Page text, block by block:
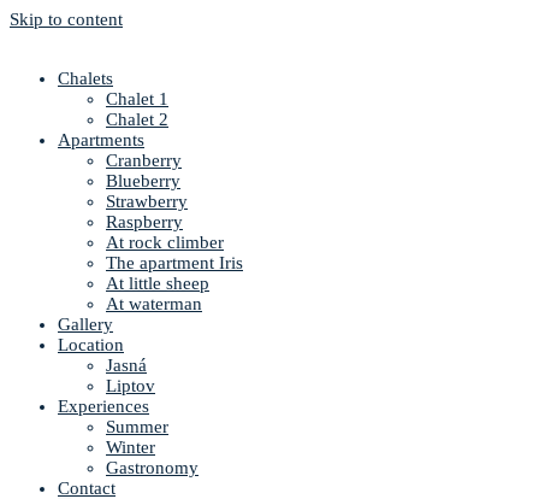
Skip to content
Chalets
Chalet 1
Chalet 2
Apartments
Cranberry
Blueberry
Strawberry
Raspberry
At rock climber
The apartment Iris
At little sheep
At waterman
Gallery
Location
Jasná
Liptov
Experiences
Summer
Winter
Gastronomy
Contact